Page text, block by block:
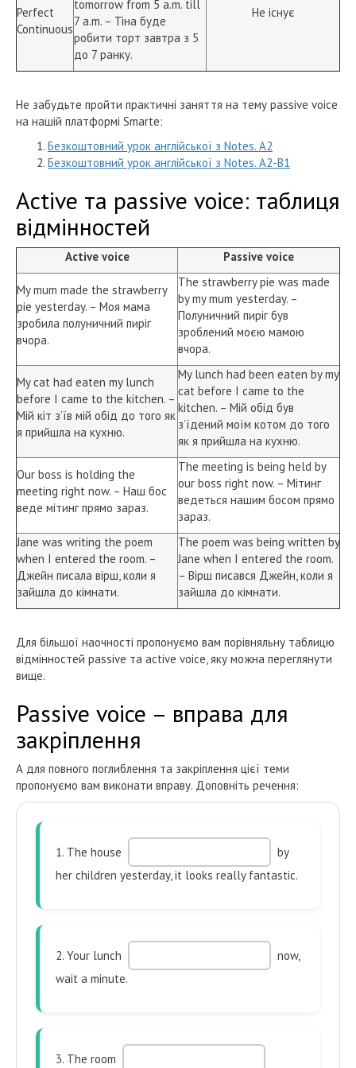
Perfect
Continuous
tomorrow from 5 a.m. till
7 a.m. – Тіна буде
робити торт завтра з 5
до 7 ранку.
Не існує
Не забудьте пройти практичні заняття на тему passive voice
на нашій платформі Smarte:
Безкоштовний урок англійської з Notes. A2
Безкоштовний урок англійської з Notes. A2-B1
Аctive та passive voice: таблиця
відмінностей
Active voice Passive voice
My mum made the strawberry
pie yesterday. – Моя мама
зробила полуничний пиріг
вчора.
The strawberry pie was made
by my mum yesterday. –
Полуничний пиріг був
зроблений моєю мамою
вчора.
My cat had eaten my lunch
before I came to the kitchen. –
Мій кіт з’їв мій обід до того як
я прийшла на кухню.
My lunch had been eaten by my
cat before I came to the
kitchen. – Мій обід був
з’їдений моїм котом до того
як я прийшла на кухню.
Our boss is holding the
meeting right now. – Наш бос
веде мітинг прямо зараз.
The meeting is being held by
our boss right now. – Мітинг
ведеться нашим босом прямо
зараз.
Jane was writing the poem
when I entered the room. –
Джейн писала вірш, коли я
зайшла до кімнати.
The poem was being written by
Jane when I entered the room.
– Вірш писався Джейн, коли я
зайшла до кімнати.
Для більшої наочності пропонуємо вам порівняльну таблицю
відмінностей passive та active voice, яку можна переглянути
вище.
Passive voice – вправа для
закріплення
А для повного поглиблення та закріплення цієї теми
пропонуємо вам виконати вправу. Доповніть речення:
1. The house
by
her children yesterday, it looks really fantastic.
2. Your lunch
now,
wait a minute.
3. The room